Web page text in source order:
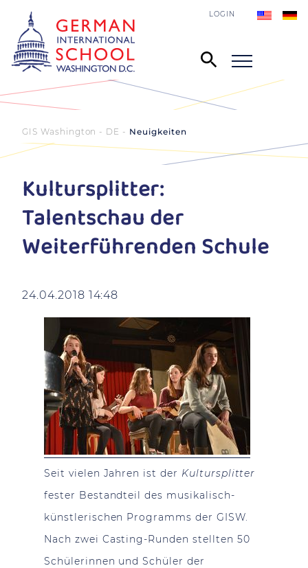
LOGIN
GIS Washington - DE Neuigkeiten
Kultursplitter:
Talentschau der
Weiterführenden Schule
24.04.2018 14:48
Seit vielen Jahren ist der Kultursplitter
fester Bestandteil des musikalisch-
künstlerischen Programms der GISW.
Nach zwei Casting-Runden stellten 50
Schülerinnen und Schüler der